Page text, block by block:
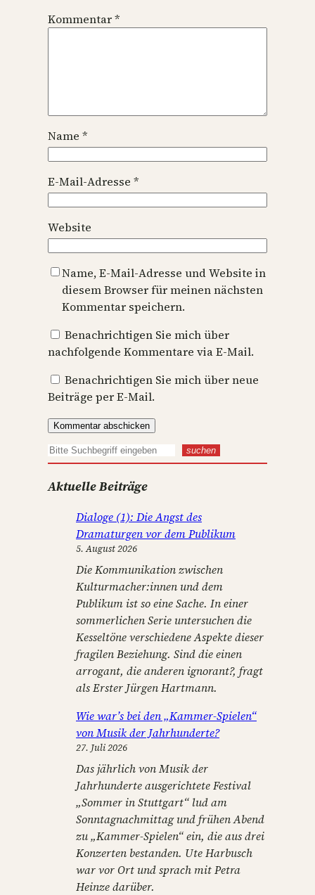
Kommentar*
Name *
E-Mail-Adresse *
Website
Name, E-Mail-Adresse und Website in
diesem Browser für meinen nächsten
Kommentar speichern.
Benachrichtigen Sie mich über
nachfolgende Kommentare via E-Mail.
Benachrichtigen Sie mich über neue
Beiträge per E-Mail.
S
c
suchen
Aktuelle Beiträge
Dialoge (1): Die Angst des
Dramaturgen vor dem Publikum
5. August 2026
Die Kommunikation zwischen
Kulturmacher:innen und dem
Publikum ist so eine Sache. In einer
sommerlichen Serie untersuchen die
Kesseltöne verschiedene Aspekte dieser
fragilen Beziehung. Sind die einen
arrogant, die anderen ignorant?, fragt
als Erster Jürgen Hartmann.
Wie war’s bei den „Kammer-Spielen“
von Musik der Jahrhunderte?
27. Juli 2026
Das jährlich von Musik der
Jahrhunderte ausgerichtete Festival
„Sommer in Stuttgart“ lud am
Sonntagnachmittag und frühen Abend
zu „Kammer-Spielen“ ein, die aus drei
Konzerten bestanden. Ute Harbusch
war vor Ort und sprach mit Petra
Heinze darüber.